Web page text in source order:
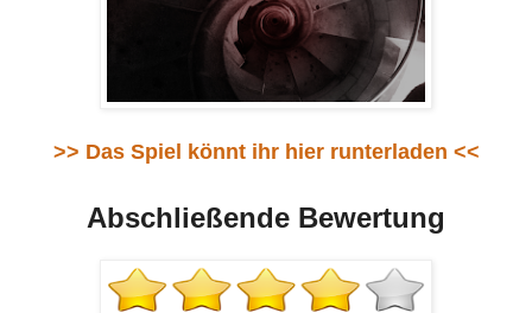
>> Das Spiel könnt ihr hier runterladen <<
Abschließende Bewertung